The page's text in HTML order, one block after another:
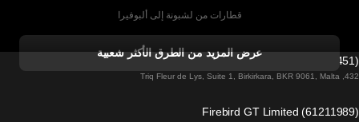
قطارات من لشبونة إلى ألبوفيرا
قطارات من ألبوفيرا إلى لشبونة
قطارات من لشبونة إلى لاغوس
عرض المزيد من الطرق الأكثر شعبية
Firebird GT Limited (OC 1451)
432, Triq Fleur de Lys, Suite 1, Birkirkara, BKR 9061, Malta
Firebird GT Limited (61211989)